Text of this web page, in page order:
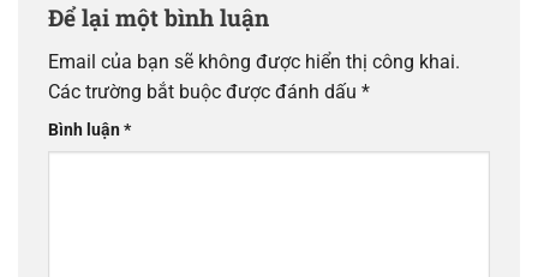
Để lại một bình luận
Email của bạn sẽ không được hiển thị công khai.
Các trường bắt buộc được đánh dấu *
Bình luận*